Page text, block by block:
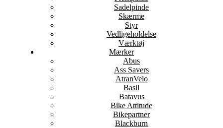
Sadelpinde
Skærme
Styr
Vedligeholdelse
Værktøj
Mærker
Abus
Ass Savers
AtranVelo
Basil
Batavus
Bike Attitude
Bikepartner
Blackburn